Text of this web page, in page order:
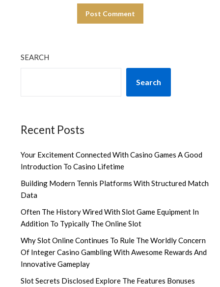
SEARCH
Search
Recent Posts
Your Excitement Connected With Casino Games A Good
Introduction To Casino Lifetime
Building Modern Tennis Platforms With Structured Match
Data
Often The History Wired With Slot Game Equipment In
Addition To Typically The Online Slot
Why Slot Online Continues To Rule The Worldly Concern
Of Integer Casino Gambling With Awesome Rewards And
Innovative Gameplay
Slot Secrets Disclosed Explore The Features Bonuses